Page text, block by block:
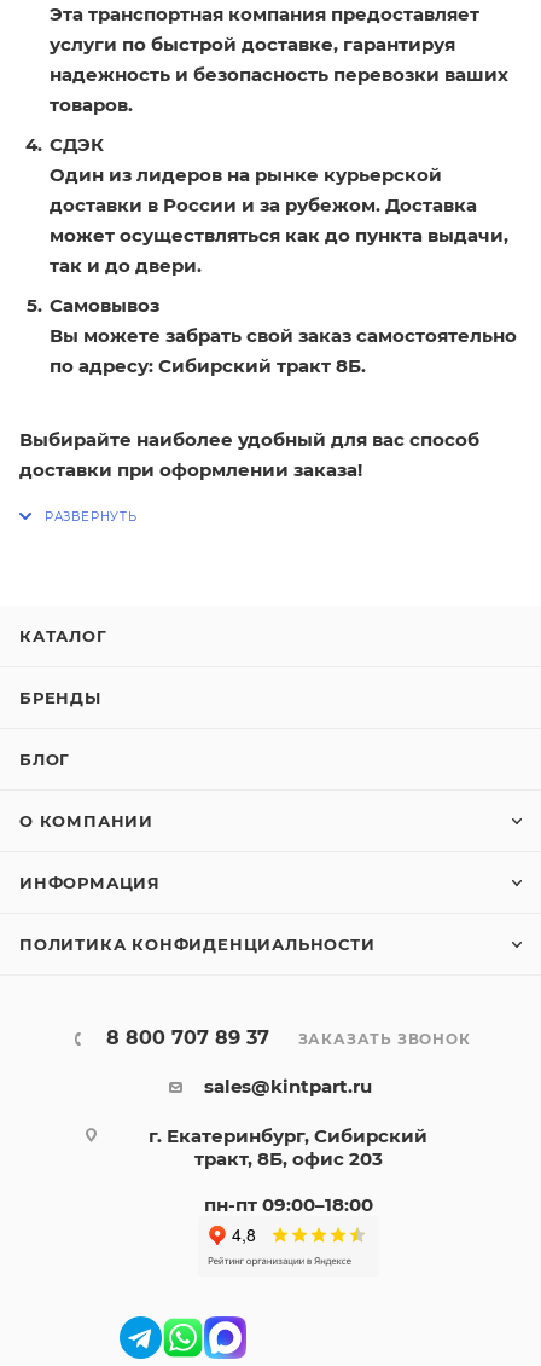
Эта транспортная компания предоставляет
услуги по быстрой доставке, гарантируя
надежность и безопасность перевозки ваших
товаров.
СДЭК
Один из лидеров на рынке курьерской
доставки в России и за рубежом. Доставка
может осуществляться как до пункта выдачи,
так и до двери.
Самовывоз
Вы можете забрать свой заказ самостоятельно
по адресу: Сибирский тракт 8Б.
Выбирайте наиболее удобный для вас способ
доставки при оформлении заказа!
КАТАЛОГ
БРЕНДЫ
БЛОГ
О КОМПАНИИ
ИНФОРМАЦИЯ
ПОЛИТИКА КОНФИДЕНЦИАЛЬНОСТИ
8 800 707 89 37 ЗАКАЗАТЬ ЗВОНОК
sales@kintpart.ru
г. Екатеринбург, Сибирский
тракт, 8Б, офис 203
пн-пт 09:00–18:00